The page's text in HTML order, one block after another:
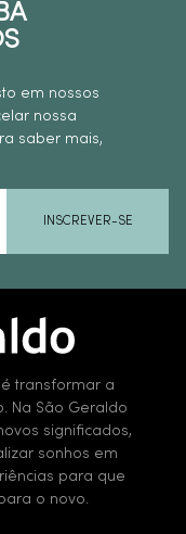
em nossos
nossa
saber mais,
INSCREVER-SE
transformar a
Na São Geraldo
significados,
sonhos em
para que
o novo.